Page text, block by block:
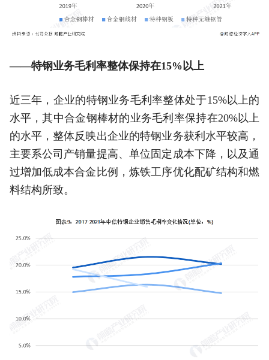
——特钢业务毛利率整体保持在15%以上
近三年，企业的特钢业务毛利率整体处于15%以上的
水平，其中合金钢棒材的业务毛利率保持在20%以上
的水平，整体反映出企业的特钢业务获利水平较高，
主要系公司产销量提高、单位固定成本下降，以及通
过增加低成本合金比例，炼铁工序优化配矿结构和燃
料结构所致。